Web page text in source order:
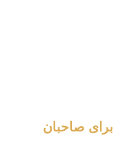
صاحبان